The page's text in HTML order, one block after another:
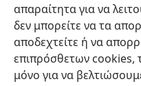
απαραίτητα για να
δεν μπορείτε να τα
αποδεχτείτε ή να
επιπρόσθετων cookies,
μόνο για ναΕλληνική